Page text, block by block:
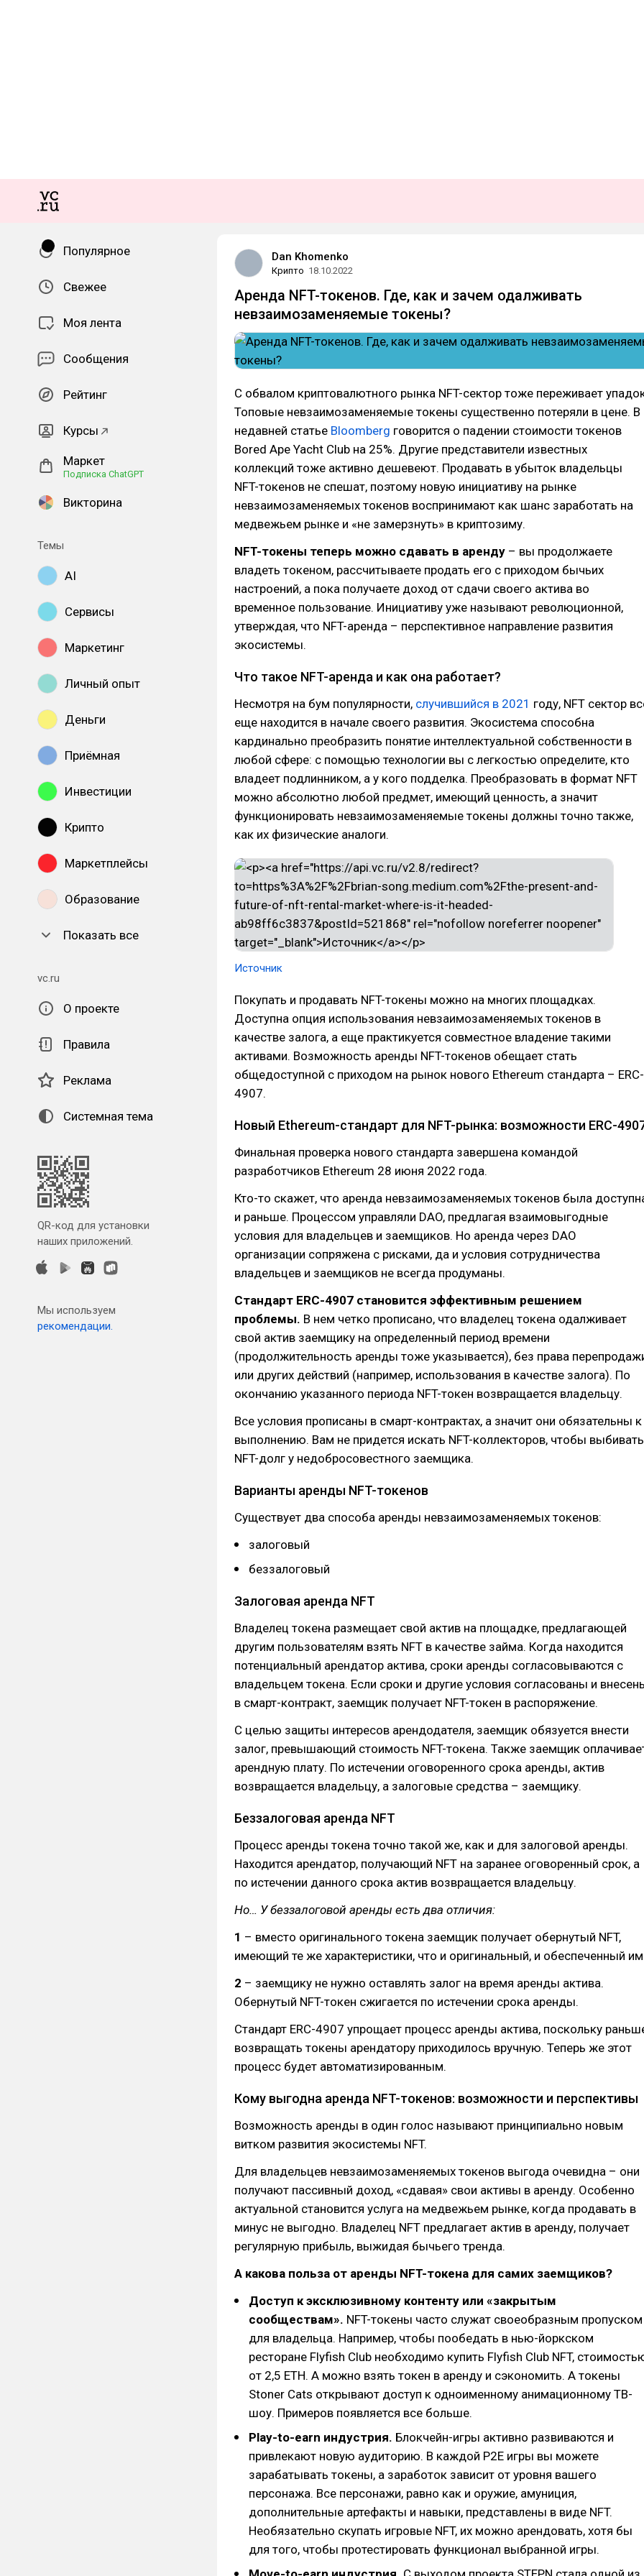
Популярное
Свежее
Моя лента
Сообщения
Рейтинг
Курсы
Маркет
Подписка ChatGPT
Викторина
Темы
AI
Сервисы
Маркетинг
Личный опыт
Деньги
Приёмная
Инвестиции
Крипто
Маркетплейсы
Образование
Показать все
vc.ru
О проекте
Правила
Реклама
Системная тема
QR-код для установки
наших приложений.
Мы используем
рекомендации.
Dan Khomenko
Крипто 18.10.2022
Аренда NFT-токенов. Где, как и зачем одалживать
невзаимозаменяемые токены?
С обвалом криптовалютного рынка NFT-сектор тоже переживает
Топовые невзаимозаменяемые токены существенно потеряли в цене. В
недавней статье Bloomberg говорится о падении стоимости токенов
Bored Ape Yacht Club на 25%. Другие представители известных
коллекций тоже активно дешевеют. Продавать в убыток владельцы
NFT-токенов не спешат, поэтому новую инициативу на рынке
невзаимозаменяемых токенов воспринимают как шанс заработать на
медвежьем рынке и «не замерзнуть» в криптозиму.
NFT-токены теперь можно сдавать в аренду – вы продолжаете
владеть токеном, рассчитываете продать его с приходом бычьих
настроений, а пока получаете доход от сдачи своего актива во
временное пользование. Инициативу уже называют революционной,
утверждая, что NFT-аренда – перспективное направление развития
экосистемы.
Что такое NFT-аренда и как она работает?
Несмотря на бум популярности, случившийся в 2021 году, NFT сектор
еще находится в начале своего развития. Экосистема способна
кардинально преобразить понятие интеллектуальной собственности в
любой сфере: с помощью технологии вы с легкостью определите, кто
владеет подлинником, а у кого подделка. Преобразовать в формат NFT
можно абсолютно любой предмет, имеющий ценность, а значит
функционировать невзаимозаменяемые токены должны точно также,
как их физические аналоги.
Источник
Покупать и продавать NFT-токены можно на многих площадках.
Доступна опция использования невзаимозаменяемых токенов в
качестве залога, а еще практикуется совместное владение такими
активами. Возможность аренды NFT-токенов обещает стать
общедоступной с приходом на рынок нового Ethereum стандарта – ERC-
4907.
Новый Ethereum-стандарт для NFT-рынка: возможности ERC-
Финальная проверка нового стандарта завершена командой
разработчиков Ethereum 28 июня 2022 года.
Кто-то скажет, что аренда невзаимозаменяемых токенов была
и раньше. Процессом управляли DAO, предлагая взаимовыгодные
условия для владельцев и заемщиков. Но аренда через DAO
организации сопряжена с рисками, да и условия сотрудничества
владельцев и заемщиков не всегда продуманы.
Стандарт ERC-4907 становится эффективным решением
проблемы. В нем четко прописано, что владелец токена одалживает
свой актив заемщику на определенный период времени
(продолжительность аренды тоже указывается), без права
или других действий (например, использования в качестве залога). По
окончанию указанного периода NFT-токен возвращается владельцу.
Все условия прописаны в смарт-контрактах, а значит они обязательны к
выполнению. Вам не придется искать NFT-коллекторов, чтобы выбивать
NFT-долг у недобросовестного заемщика.
Варианты аренды NFT-токенов
Существует два способа аренды невзаимозаменяемых токенов:
залоговый
беззалоговый
Залоговая аренда NFT
Владелец токена размещает свой актив на площадке, предлагающей
другим пользователям взять NFT в качестве займа. Когда находится
потенциальный арендатор актива, сроки аренды согласовываются с
владельцем токена. Если сроки и другие условия согласованы и
в смарт-контракт, заемщик получает NFT-токен в распоряжение.
С целью защиты интересов арендодателя, заемщик обязуется внести
залог, превышающий стоимость NFT-токена. Также заемщик
арендную плату. По истечении оговоренного срока аренды, актив
возвращается владельцу, а залоговые средства – заемщику.
Беззалоговая аренда NFT
Процесс аренды токена точно такой же, как и для залоговой аренды.
Находится арендатор, получающий NFT на заранее оговоренный срок, а
по истечении данного срока актив возвращается владельцу.
Но… У беззалоговой аренды есть два отличия:
1 – вместо оригинального токена заемщик получает обернутый NFT,
имеющий те же характеристики, что и оригинальный, и обеспеченный
2 – заемщику не нужно оставлять залог на время аренды актива.
Обернутый NFT-токен сжигается по истечении срока аренды.
Стандарт ERC-4907 упрощает процесс аренды актива, поскольку
возвращать токены арендатору приходилось вручную. Теперь же этот
процесс будет автоматизированным.
Кому выгодна аренда NFT-токенов: возможности и перспективы
Возможность аренды в один голос называют принципиально новым
витком развития экосистемы NFT.
Для владельцев невзаимозаменяемых токенов выгода очевидна – они
получают пассивный доход, «сдавая» свои активы в аренду. Особенно
актуальной становится услуга на медвежьем рынке, когда продавать в
минус не выгодно. Владелец NFT предлагает актив в аренду, получает
регулярную прибыль, выжидая бычьего тренда.
А какова польза от аренды NFT-токена для самих заемщиков?
Доступ к эксклюзивному контенту или «закрытым
сообществам». NFT-токены часто служат своеобразным пропуском
для владельца. Например, чтобы пообедать в нью-йоркском
ресторане Flyfish Club необходимо купить Flyfish Club NFT,
от 2,5 ETH. А можно взять токен в аренду и сэкономить. А токены
Stoner Cats открывают доступ к одноименному анимационному ТВ-
шоу. Примеров появляется все больше.
Play-to-earn индустрия. Блокчейн-игры активно развиваются и
привлекают новую аудиторию. В каждой Р2Е игры вы можете
зарабатывать токены, а заработок зависит от уровня вашего
персонажа. Все персонажи, равно как и оружие, амуниция,
дополнительные артефакты и навыки, представлены в виде NFT.
Необязательно скупать игровые NFT, их можно арендовать, хотя бы
для того, чтобы протестировать функционал выбранной игры.